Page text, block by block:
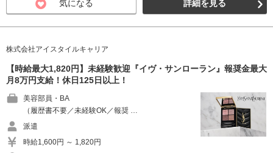
気になる 詳細を見る
株式会社アイスタイルキャリア
【時給最大1,820円】未経験歓迎『イヴ・サンローラン』報奨金最大
月8万円支給！休日125日以上！
美容部員・BA
（履歴書不要／未経験OK／報奨 …
派遣
時給1,600円 ～ 1,820円